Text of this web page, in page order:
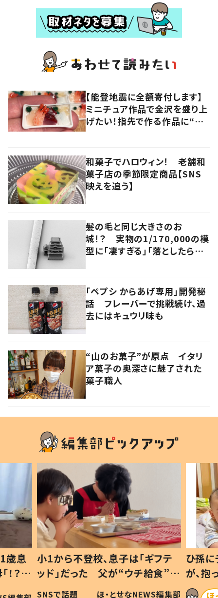
【能登地震に全額寄付します】
ミニチュア作品で金沢を盛り上
げたい！指先で作る作品に“込
和菓子でハロウィン！ 老舗和
菓子店の季節限定商品【SNS
映えを追う】
髪の毛と同じ大きさのお
城！？ 実物の1/170,000の模
型に「凄すぎる」「落としたら絶
「ペプシ からあげ専用」開発秘
話 フレーバーで挑戦続け、過
去にはキュウリ味も
“山のお菓子”が原点 イタリ
ア菓子の奥深さに魅了された
菓子職人
歳息
？」
小1から不登校、息子は「ギフテ
ッド」だった 父が“ウチ給食”を
作り続ける理由とは #令和の親
SNSで話題 ほ・とせなNEWS編集部
ひ孫
が、
「涙が